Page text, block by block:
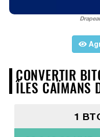
CONVERTIR
ÎLES CAÏMANS
1